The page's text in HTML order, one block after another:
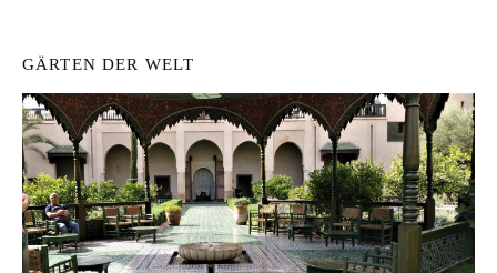
GÄRTEN DER WELT